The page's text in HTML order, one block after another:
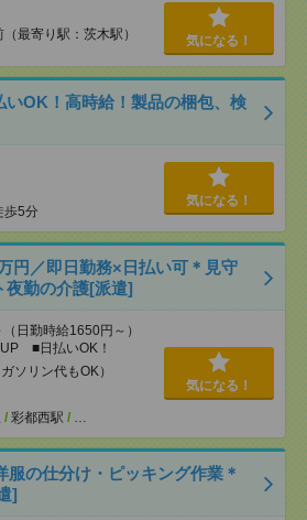
最寄り駅：茨木駅） 気になる！
いOK！高時給！製品の梱包、検
歩5分
気になる！
円／即日勤務×日払い可＊見守
夜勤の介護[派遣]
（日勤時給1650円～）
■日払いOK！
ソリン代もOK）
/ 彩都西駅 / …
気になる！
服の仕分け・ピッキング作業＊
]